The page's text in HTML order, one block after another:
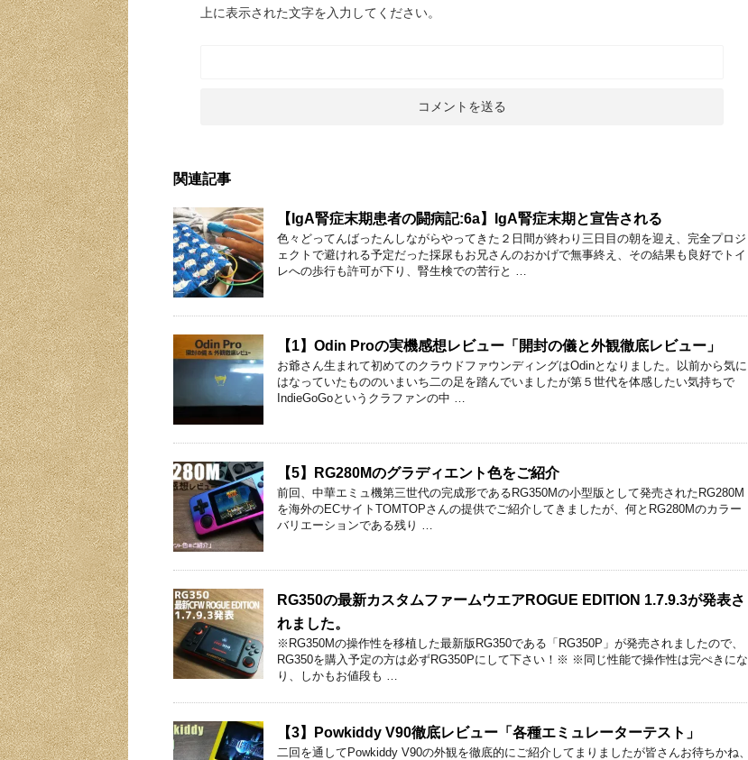
上に表示された文字を入力してください。
関連記事
【IgA腎症末期患者の闘病記:6a】IgA腎症末期と宣告される
色々どってんばったんしながらやってきた２日間が終わり三日目の朝を迎え、完全プロジ
ェクトで避けれる予定だった採尿もお兄さんのおかげで無事終え、その結果も良好でトイ
レへの歩行も許可が下り、腎生検での苦行と …
【1】Odin Proの実機感想レビュー「開封の儀と外観徹底レビュー」
お爺さん生まれて初めてのクラウドファウンディングはOdinとなりました。以前から気に
はなっていたもののいまいち二の足を踏んでいましたが第５世代を体感したい気持ちで
IndieGoGoというクラファンの中 …
【5】RG280Mのグラディエント色をご紹介
前回、中華エミュ機第三世代の完成形であるRG350Mの小型版として発売されたRG280M
を海外のECサイトTOMTOPさんの提供でご紹介してきましたが、何とRG280Mのカラー
バリエーションである残り …
RG350の最新カスタムファームウエアROGUE EDITION 1.7.9.3が発表さ
れました。
※RG350Mの操作性を移植した最新版RG350である「RG350P」が発売されましたので、
RG350を購入予定の方は必ずRG350Pにして下さい！※ ※同じ性能で操作性は完ぺきにな
り、しかもお値段も …
【3】Powkiddy V90徹底レビュー「各種エミュレーターテスト」
二回を通してPowkiddy V90の外観を徹底的にご紹介してまりましたが皆さんお待ちかね、